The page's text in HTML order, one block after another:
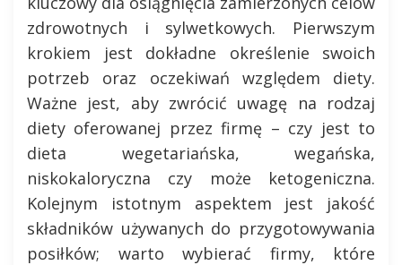
zdrowotnych i sylwetkowych. Pierwszym
krokiem jest dokładne określenie swoich
potrzeb oraz oczekiwań względem diety.
Ważne jest, aby zwrócić uwagę na rodzaj
diety oferowanej przez firmę – czy jest to
dieta wegetariańska, wegańska,
niskokaloryczna czy może ketogeniczna.
Kolejnym istotnym aspektem jest jakość
składników używanych do przygotowywania
posiłków; warto wybierać firmy, które